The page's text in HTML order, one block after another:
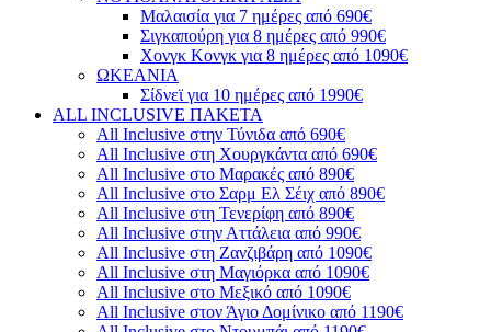
Μαλαισία για 7 ημέρες από 690€
Σιγκαπούρη για 8 ημέρες από 990€
Χονγκ Κονγκ για 8 ημέρες από 1090€
ΩΚΕΑΝΙΑ
Σίδνεϊ για 10 ημέρες από 1990€
ALL INCLUSIVE ΠΑΚΕΤΑ
All Inclusive στην Τύνιδα από 690€
All Inclusive στη Χουργκάντα από 690€
All Inclusive στο Μαρακές από 890€
All Inclusive στο Σαρμ Ελ Σέιχ από 890€
All Inclusive στη Τενερίφη από 890€
All Inclusive στην Αττάλεια από 990€
All Inclusive στη Ζανζιβάρη από 1090€
All Inclusive στη Μαγιόρκα από 1090€
All Inclusive στο Μεξικό από 1090€
All Inclusive στον Άγιο Δομίνικο από 1190€